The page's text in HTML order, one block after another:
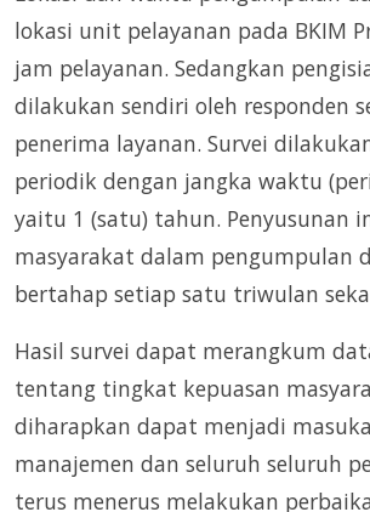
lokasi unit pelayanan pada BKIM
jam pelayanan. Sedangkan
dilakukan sendiri oleh responden
penerima layanan. Survei
periodik dengan jangka waktu
yaitu 1 (satu) tahun. Penyusunan
masyarakat dalam pengumpulan
bertahap setiap satu triwulan
Hasil survei dapat merangkum
tentang tingkat kepuasan
diharapkan dapat menjadi
manajemen dan seluruh seluruh
terus menerus melakukan